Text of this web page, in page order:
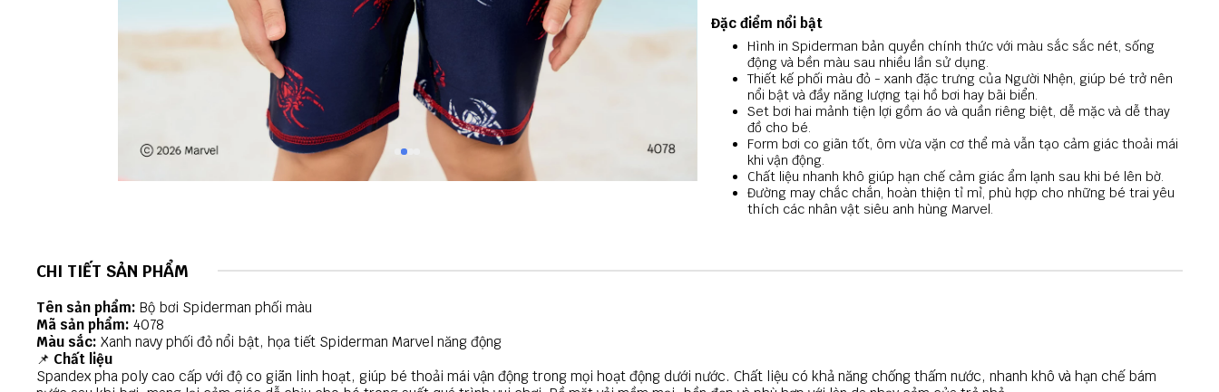
Đặc điểm nổi bật
Hình in Spiderman bản quyền chính thức với màu sắc sắc nét, sống
động và bền màu sau nhiều lần sử dụng.
Thiết kế phối màu đỏ - xanh đặc trưng của Người Nhện, giúp bé trở nên
nổi bật và đầy năng lượng tại hồ bơi hay bãi biển.
Set bơi hai mảnh tiện lợi gồm áo và quần riêng biệt, dễ mặc và dễ thay
đồ cho bé.
Form bơi co giãn tốt, ôm vừa vặn cơ thể mà vẫn tạo cảm giác thoải mái
khi vận động.
Chất liệu nhanh khô giúp hạn chế cảm giác ẩm lạnh sau khi bé lên bờ.
Đường may chắc chắn, hoàn thiện tỉ mỉ, phù hợp cho những bé trai yêu
thích các nhân vật siêu anh hùng Marvel.
CHI TIẾT SẢN PHẨM
Tên sản phẩm: Bộ bơi Spiderman phối màu
Mã sản phẩm: 4078
Màu sắc: Xanh navy phối đỏ nổi bật, họa tiết Spiderman Marvel năng động
📌 Chất liệu
Spandex pha poly cao cấp với độ co giãn linh hoạt, giúp bé thoải mái vận động trong mọi hoạt động dưới nước. Chất liệu có khả năng chống thấm nước, nhanh khô và hạn chế bám